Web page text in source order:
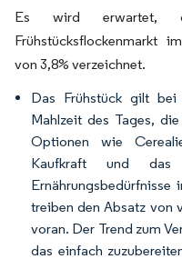
Es wird erwartet,
Frühstücksflockenmarkt
von 3,8% verzeichnet.
Das Frühstück gilt bei
Mahlzeit des Tages,
Optionen wie
Kaufkraft und das
Ernährungsbedürfnisse
treiben den Absatz von
voran. Der Trend zum
das einfach